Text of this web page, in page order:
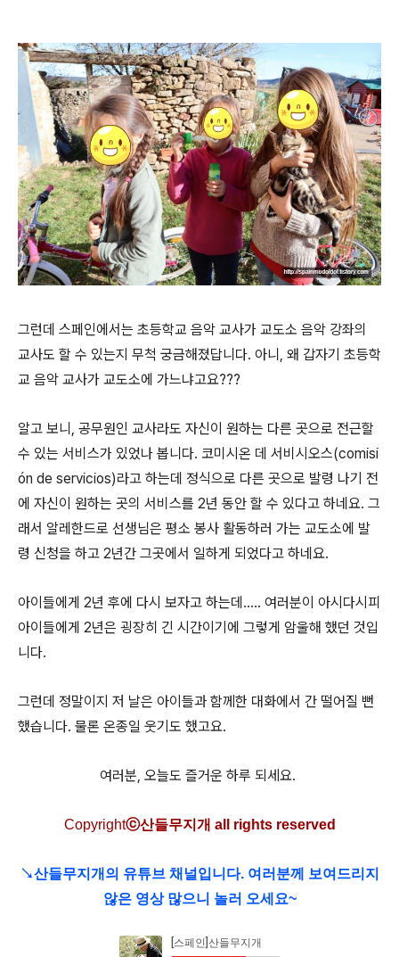
그런데 스페인에서는 초등학교 음악 교사가 교도소 음악 강좌의
교사도 할 수 있는지 무척 궁금해졌답니다. 아니, 왜 갑자기 초등학
교 음악 교사가 교도소에 가느냐고요???
알고 보니, 공무원인 교사라도 자신이 원하는 다른 곳으로 전근할
수 있는 서비스가 있었나 봅니다. 코미시온 데 서비시오스(comisi
ón de servicios)라고 하는데 정식으로 다른 곳으로 발령 나기 전
에 자신이 원하는 곳의 서비스를 2년 동안 할 수 있다고 하네요. 그
래서 알레한드로 선생님은 평소 봉사 활동하러 가는 교도소에 발
령 신청을 하고 2년간 그곳에서 일하게 되었다고 하네요.
아이들에게 2년 후에 다시 보자고 하는데..... 여러분이 아시다시피
아이들에게 2년은 굉장히 긴 시간이기에 그렇게 암울해 했던 것입
니다.
그런데 정말이지 저 날은 아이들과 함께한 대화에서 간 떨어질 뻔
했습니다. 물론 온종일 웃기도 했고요.
여러분, 오늘도 즐거운 하루 되세요.
Copyrightⓒ산들무지개 all rights reserved
↘산들무지개의 유튜브 채널입니다. 여러분께 보여드리지
않은 영상 많으니 놀러 오세요~